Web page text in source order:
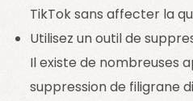
TikTok sans affecter la
Utilisez un outil de
Il existe de nombreuses
suppression de filigrane